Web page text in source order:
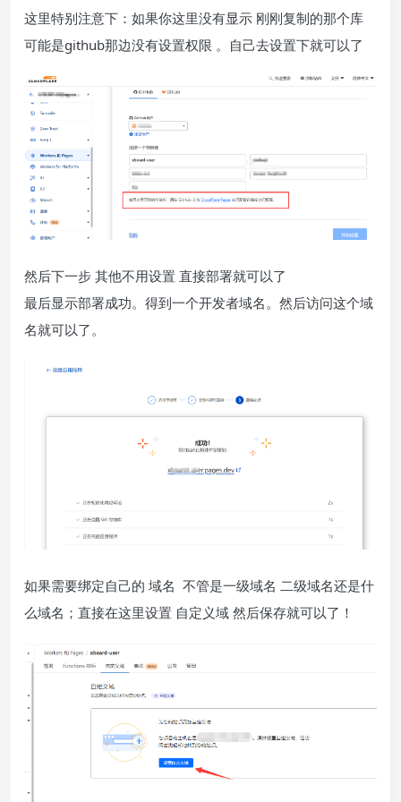
这里特别注意下：如果你这里没有显示 刚刚复制的那个库
可能是github那边没有设置权限 。自己去设置下就可以了
然后下一步 其他不用设置 直接部署就可以了
最后显示部署成功。得到一个开发者域名。然后访问这个域
名就可以了。
如果需要绑定自己的 域名 不管是一级域名 二级域名还是什
么域名；直接在这里设置 自定义域 然后保存就可以了！